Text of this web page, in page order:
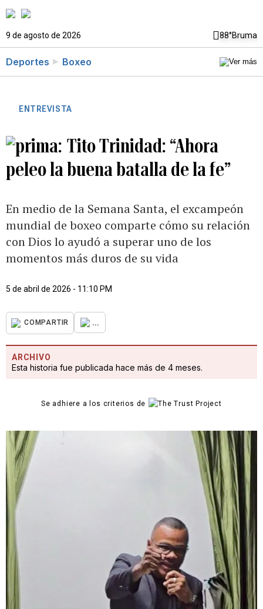
9 de agosto de 2026 88°Bruma
Deportes Boxeo
ENTREVISTA
Tito Trinidad: “Ahora
peleo la buena batalla de la fe”
En medio de la Semana Santa, el excampeón
mundial de boxeo comparte cómo su relación
con Dios lo ayudó a superar uno de los
momentos más duros de su vida
5 de abril de 2026 - 11:10 PM
COMPARTIR ...
ARCHIVO
Esta historia fue publicada hace más de 4 meses.
Se adhiere a los criterios de